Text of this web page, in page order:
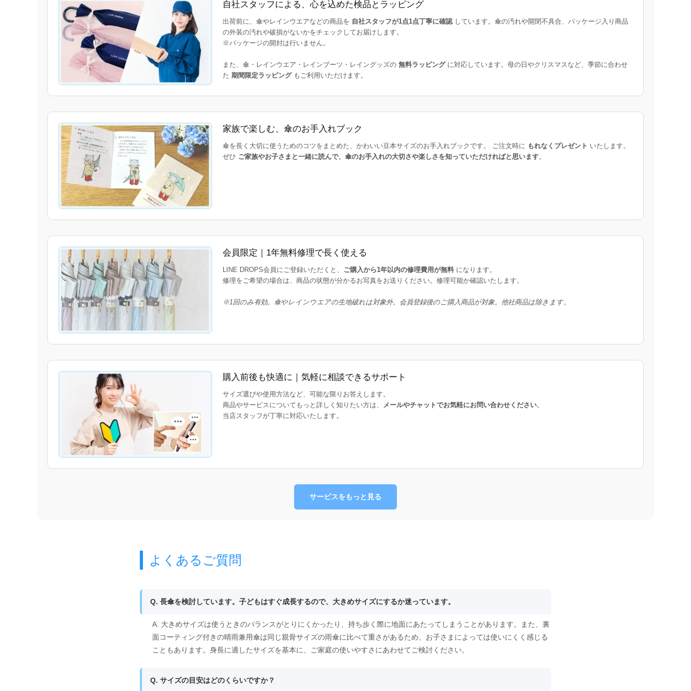
自社スタッフによる、心を込めた検品とラッピング
出荷前に、傘やレインウエアなどの商品を 自社スタッフが1点1点丁寧に確認しています。傘の汚れや開閉不具合、パッケージ入り商品
の外装の汚れや破損がないかをチェックしてお届けします。
※パッケージの開封は行いません。
また、傘・レインウエア・レインブーツ・レイングッズの 無料ラッピングに対応しています。母の日やクリスマスなど、季節に合わせ
た 期間限定ラッピングもご利用いただけます。
家族で楽しむ、傘のお手入れブック
傘を長く大切に使うためのコツをまとめた、かわいい豆本サイズのお手入れブックです。 ご注文時に もれなくプレゼント いたします。
ぜひ ご家族やお子さまと一緒に読んで、傘のお手入れの大切さや楽しさを知っていただければと思います。
会員限定｜1年無料修理で長く使える
LINE DROPS会員にご登録いただくと、 ご購入から1年以内の修理費用が無料になります。
修理をご希望の場合は、商品の状態が分かるお写真をお送りください。修理可能か確認いたします。
※1回のみ有効。傘やレインウエアの生地破れは対象外。会員登録後のご購入商品が対象。他社商品は除きます。
購入前後も快適に｜気軽に相談できるサポート
サイズ選びや使用方法など、可能な限りお答えします。
商品やサービスについてもっと詳しく知りたい方は、 メールやチャットでお気軽にお問い合わせください。
当店スタッフが丁寧に対応いたします。
サービスをもっと見る
よくあるご質問
Q. 長傘を検討しています。子どもはすぐ成長するので、大きめサイズにするか迷っています。
A. 大きめサイズは使うときのバランスがとりにくかったり、持ち歩く際に地面にあたってしまうことがあります。また、裏
面コーティング付きの晴雨兼用傘は同じ親骨サイズの雨傘に比べて重さがあるため、お子さまによっては使いにくく感じる
こともあります。身長に適したサイズを基本に、ご家庭の使いやすさにあわせてご検討ください。
Q. サイズの目安はどのくらいですか？